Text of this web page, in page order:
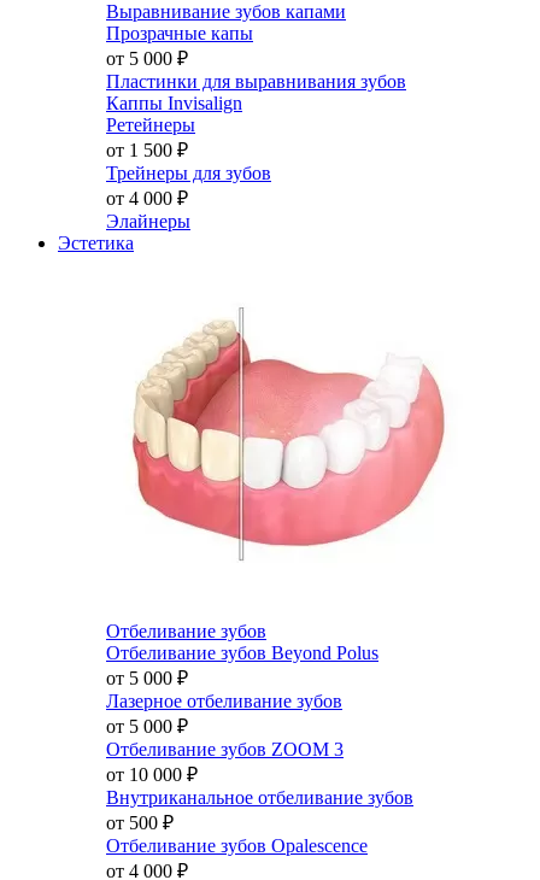
Выравнивание зубов капами
Прозрачные капы
от 5 000 ₽
Пластинки для выравнивания зубов
Каппы Invisalign
Ретейнеры
от 1 500 ₽
Трейнеры для зубов
от 4 000 ₽
Элайнеры
Эстетика
Отбеливание зубов
Отбеливание зубов Beyond Polus
от 5 000 ₽
Лазерное отбеливание зубов
от 5 000 ₽
Отбеливание зубов ZOOM 3
от 10 000 ₽
Внутриканальное отбеливание зубов
от 500 ₽
Отбеливание зубов Opalescence
от 4 000 ₽